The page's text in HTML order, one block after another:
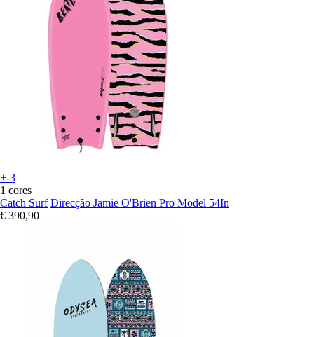
+-3
1 cores
Catch Surf Direcção Jamie O'Brien Pro Model 54In
€ 390,90